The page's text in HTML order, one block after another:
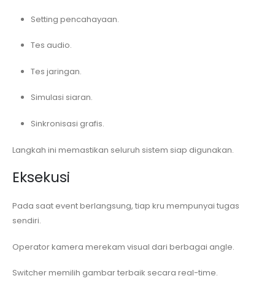
Setting pencahayaan.
Tes audio.
Tes jaringan.
Simulasi siaran.
Sinkronisasi grafis.
Langkah ini memastikan seluruh sistem siap digunakan.
Eksekusi
Pada saat event berlangsung, tiap kru mempunyai tugas
sendiri.
Operator kamera merekam visual dari berbagai angle.
Switcher memilih gambar terbaik secara real-time.